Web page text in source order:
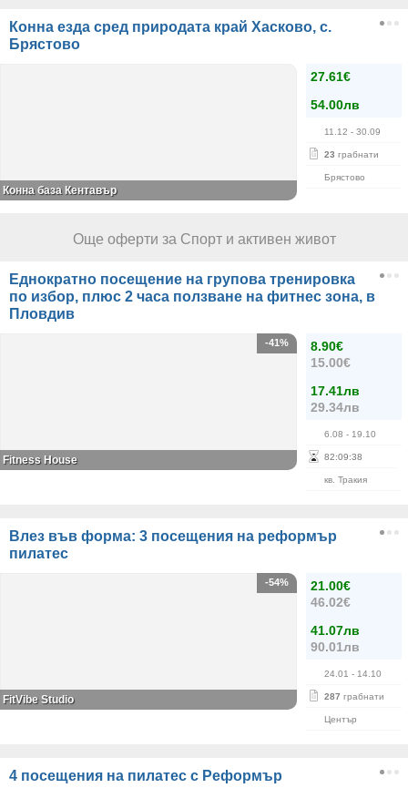
Конна езда сред природата край Хасково, с.
Брястово
27.61€
54.00лв
11.12 - 30.09
23 грабнати
Брястово
Конна база Кентавър
Още оферти за Спорт и активен живот
Еднократно посещение на групова тренировка
по избор, плюс 2 часа ползване на фитнес зона, в
Пловдив
8.90€
15.00€
17.41лв
29.34лв
6.08 - 19.10
82:09:38
кв. Тракия
-41%
Fitness House
Влез във форма: 3 посещения на реформър
пилатес
21.00€
46.02€
41.07лв
90.01лв
24.01 - 14.10
287 грабнати
Център
-54%
FitVibe Studio
4 посещения на пилатес с Реформър